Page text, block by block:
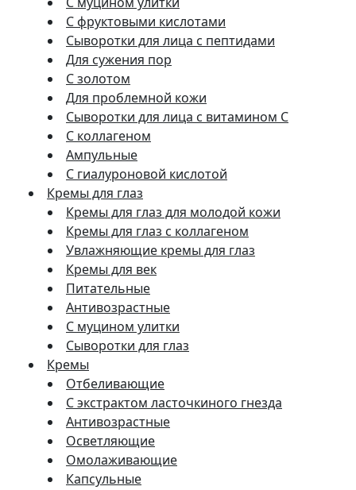
С фруктовыми кислотами
Сыворотки для лица с пептидами
Для сужения пор
С золотом
Для проблемной кожи
Сыворотки для лица с витамином C
С коллагеном
Ампульные
С гиалуроновой кислотой
Кремы для глаз
Кремы для глаз для молодой кожи
Кремы для глаз с коллагеном
Увлажняющие кремы для глаз
Кремы для век
Питательные
Антивозрастные
С муцином улитки
Сыворотки для глаз
Кремы
Отбеливающие
С экстрактом ласточкиного гнезда
Антивозрастные
Осветляющие
Омолаживающие
Капсульные